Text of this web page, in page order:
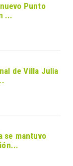
Punto
...
de Villa Julia
se mantuvo